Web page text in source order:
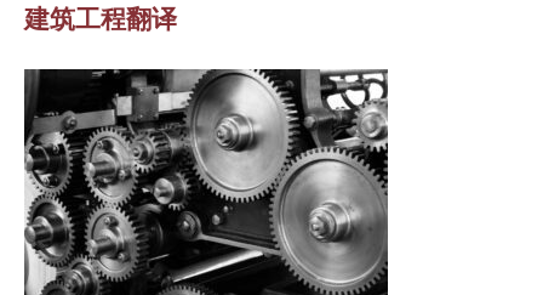
建筑工程翻译